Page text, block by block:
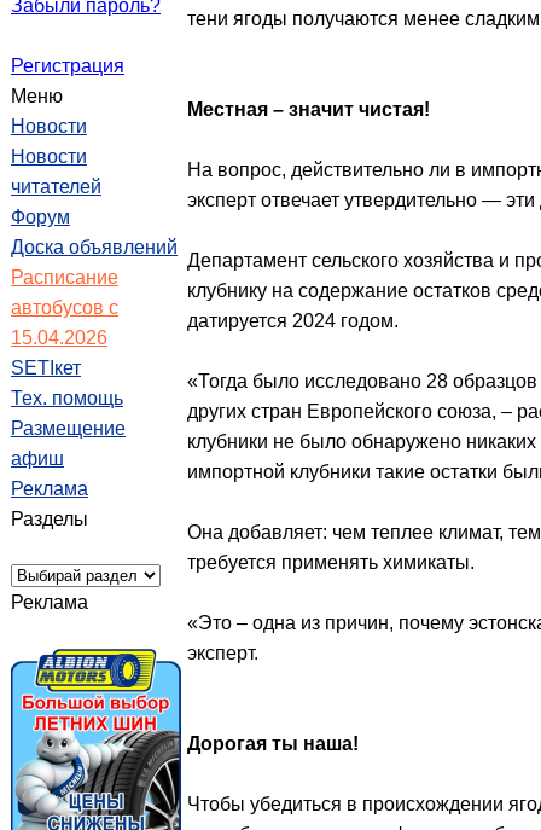
Забыли пароль?
Регистрация
Меню
Новости
Новости
читателей
Форум
Доска объявлений
Расписание
автобусов с
15.04.2026
SETIкет
Тех. помощь
Размещение
афиш
Реклама
Разделы
Реклама
тени ягоды получаются менее
Местная – значит чистая!
На вопрос, действительно ли в
эксперт отвечает утвердительно —
Департамент сельского хозяйства и
клубнику на содержание остатков
датируется 2024 годом.
«Тогда было исследовано 28
других стран Европейского союза, –
клубники не было обнаружено
импортной клубники такие остатки
Она добавляет: чем теплее климат,
требуется применять химикаты.
«Это – одна из причин, почему
эксперт.
Дорогая ты наша!
Чтобы убедиться в происхождении